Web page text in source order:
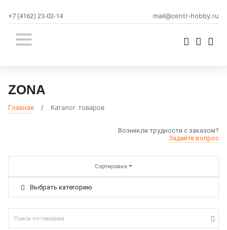
mail@centr-hobby.ru
+7 (4162) 23-02-14
ZONA
Главная Каталог товаров
Возникли трудности с заказом?
Задайте вопрос
Сортировка
Выбрать категорию